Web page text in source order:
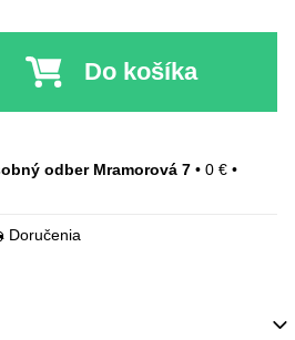
Do košíka
odber Mramorová 7 • 0 € •
Doručenia